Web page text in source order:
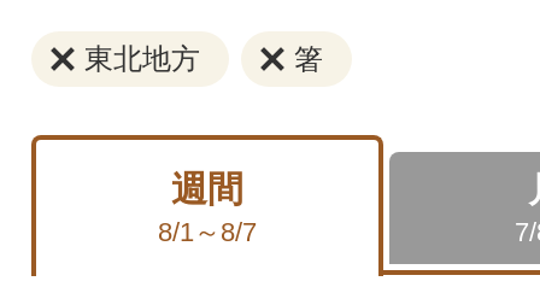
東北地方 箸
週間
8/1～8/7